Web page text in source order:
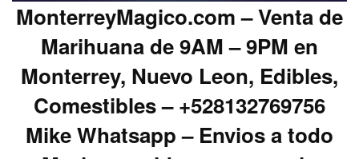
MonterreyMagico.com – Venta de
Marihuana de 9AM – 9PM en
Monterrey, Nuevo Leon, Edibles,
Comestibles – +528132769756
Mike Whatsapp – Envios a todo